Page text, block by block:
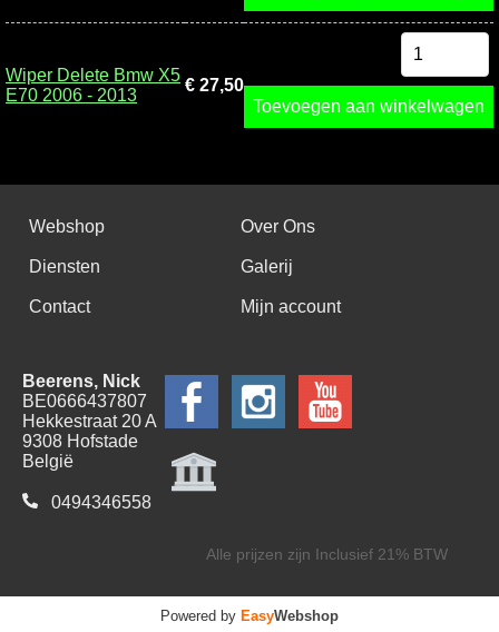
Wiper Delete Bmw X5
E70 2006 - 2013
€ 27,50
Toevoegen aan winkelwagen
Webshop Over Ons
Diensten Galerij
Contact Mijn account
Beerens, Nick
BE0666437807
Hekkestraat 20 A
9308 Hofstade
België
0494346558
Alle prijzen zijn Inclusief 21% BTW
Powered by EasyWebshop